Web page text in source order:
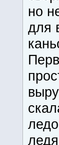
но
для